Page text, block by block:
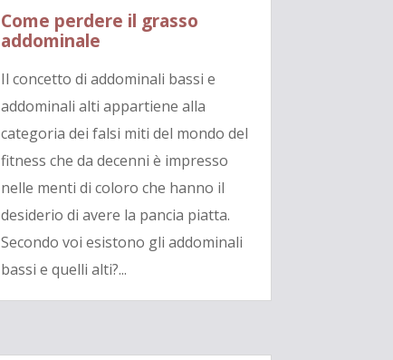
Come perdere il grasso
addominale
Il concetto di addominali bassi e
addominali alti appartiene alla
categoria dei falsi miti del mondo del
fitness che da decenni è impresso
nelle menti di coloro che hanno il
desiderio di avere la pancia piatta.
Secondo voi esistono gli addominali
bassi e quelli alti?...